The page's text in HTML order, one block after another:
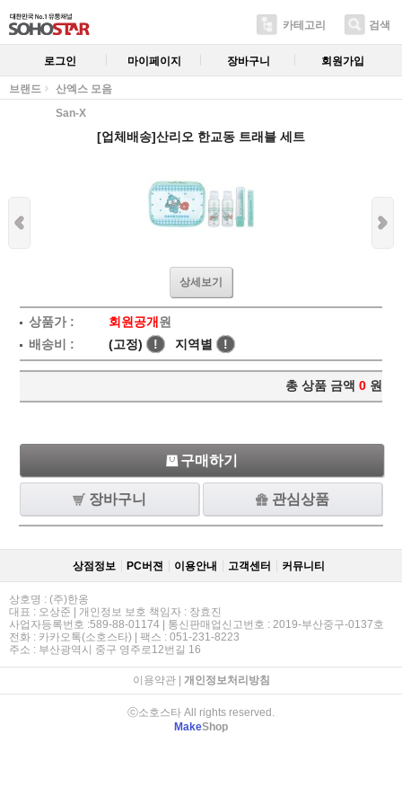
카테고리 검색
로그인 마이페이지 장바구니 회원가입
브랜드
산엑스 모음
San-X
[업체배송]산리오 한교동 트래블 세트
상세보기
상품가 : 회원공개 원
배송비 :
(고정) ! 지역별 !
총 상품 금액 0 원
구매하기
장바구니 관심상품
상점정보 PC버젼 이용안내 고객센터 커뮤니티
상호명 : (주)한옹
대표 : 오상준 | 개인정보 보호 책임자 : 장효진
사업자등록번호 :589-88-01174 | 통신판매업신고번호 : 2019-부산중구-0137호
전화 : 카카오톡(소호스타) | 팩스 : 051-231-8223
주소 : 부산광역시 중구 영주로12번길 16
이용약관| 개인정보처리방침
ⓒ소호스타 All rights reserved.
MakeShop